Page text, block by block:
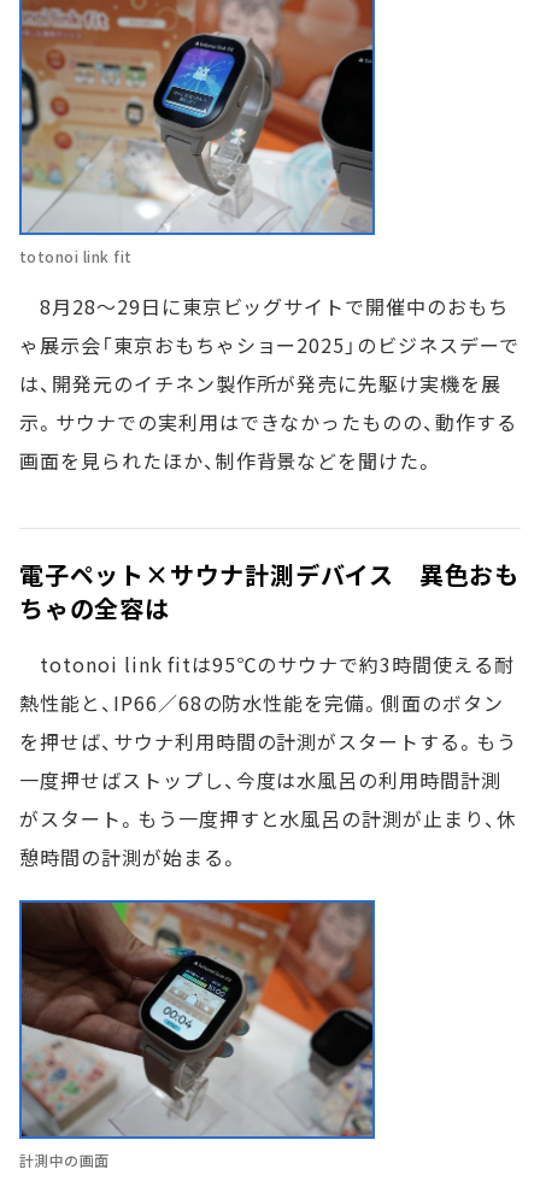
totonoi link fit
8月28～29日に東京ビッグサイトで開催中のおもち
ゃ展示会「東京おもちゃショー2025」のビジネスデーで
は、開発元のイチネン製作所が発売に先駆け実機を展
示。サウナでの実利用はできなかったものの、動作する
画面を見られたほか、制作背景などを聞けた。
電子ペット×サウナ計測デバイス 異色おも
ちゃの全容は
totonoi link fitは95℃のサウナで約3時間使える耐
熱性能と、IP66／68の防水性能を完備。側面のボタン
を押せば、サウナ利用時間の計測がスタートする。もう
一度押せばストップし、今度は水風呂の利用時間計測
がスタート。もう一度押すと水風呂の計測が止まり、休
憩時間の計測が始まる。
計測中の画面